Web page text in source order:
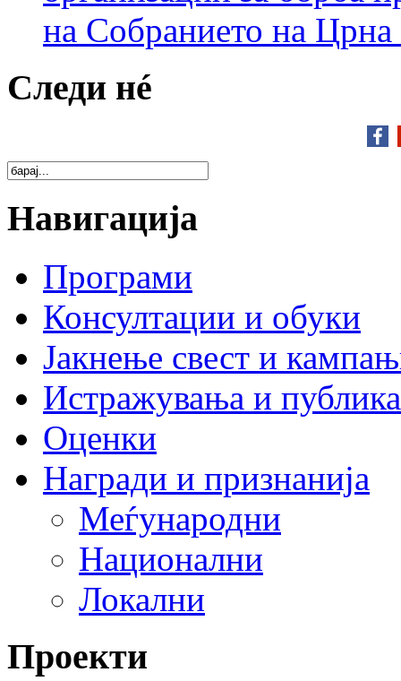
на Собранието на Црна
Следи нé
Навигација
Програми
Консултации и обуки
Јакнење свест и
Истражувања и
Оценки
Награди и признанија
Меѓународни
Национални
Локални
Проекти